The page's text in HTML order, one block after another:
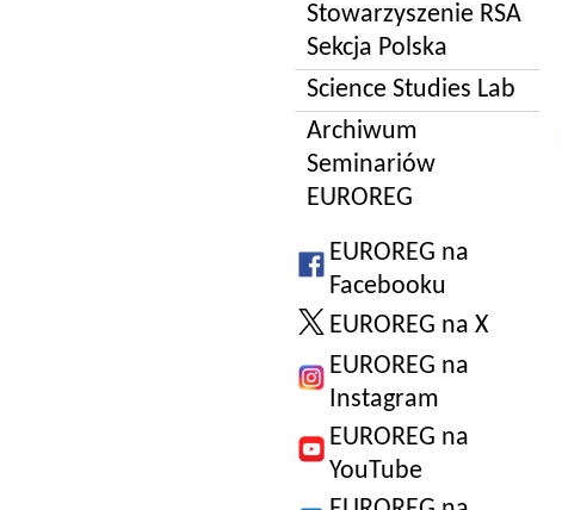
Stowarzyszenie RSA
Sekcja Polska
Science Studies Lab
Archiwum
Seminariów
EUROREG
EUROREG na
Facebooku
EUROREG na X
EUROREG na
Instagram
EUROREG na
YouTube